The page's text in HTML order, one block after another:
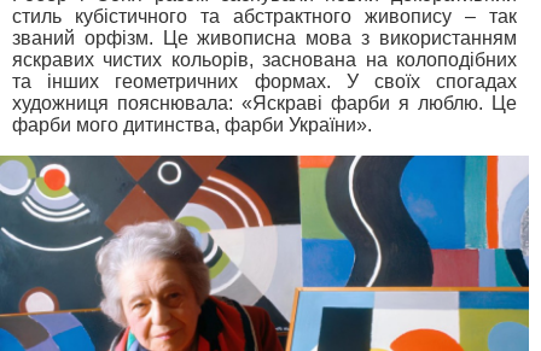
стиль кубістичного та абстрактного живопису – так
званий орфізм. Це живописна мова з використанням
яскравих чистих кольорів, заснована на колоподібних
та інших геометричних формах. У своїх спогадах
художниця пояснювала: «Яскраві фарби я люблю. Це
фарби мого дитинства, фарби України».